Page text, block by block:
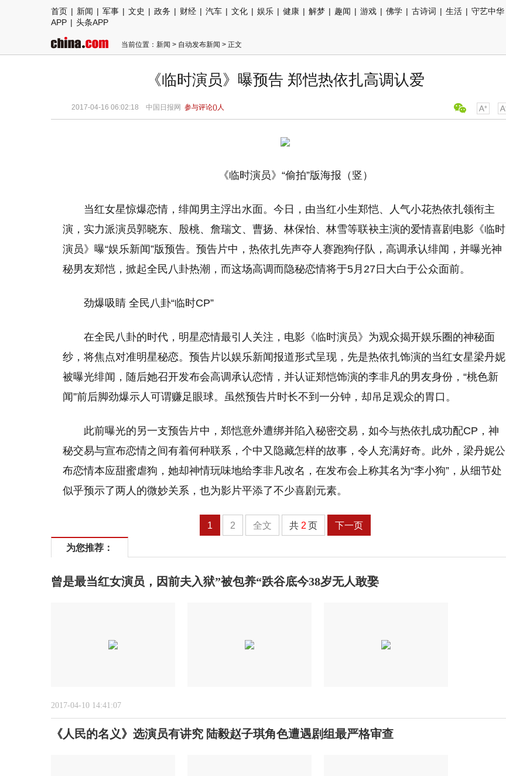
首页 | 新闻 | 军事 | 文史 | 政务 | 财经 | 汽车 | 文化 | 娱乐 | 健康 | 解梦 | 趣闻 | 游戏 | 佛学 | 古诗词 | 生活 | 守艺中华
APP | 头条APP
当前位置： 新闻 > 自动发布新闻 > 正文
《临时演员》曝预告 郑恺热依扎高调认爱
2017-04-16 06:02:18 中国日报网 参与评论()人
《临时演员》“偷拍”版海报（竖）
当红女星惊爆恋情，绯闻男主浮出水面。今日，由当红小生郑恺、人气小花热依扎领衔主
演，实力派演员郭晓东、殷桃、詹瑞文、曹扬、林保怡、林雪等联袂主演的爱情喜剧电影《临时
演员》曝“娱乐新闻”版预告。预告片中，热依扎先声夺人赛跑狗仔队，高调承认绯闻，并曝光神
秘男友郑恺，掀起全民八卦热潮，而这场高调而隐秘恋情将于5月27日大白于公众面前。
劲爆吸睛 全民八卦“临时CP”
在全民八卦的时代，明星恋情最引人关注，电影《临时演员》为观众揭开娱乐圈的神秘面
纱，将焦点对准明星秘恋。预告片以娱乐新闻报道形式呈现，先是热依扎饰演的当红女星梁丹妮
被曝光绯闻，随后她召开发布会高调承认恋情，并认证郑恺饰演的李非凡的男友身份，“桃色新
闻”前后脚劲爆示人可谓赚足眼球。虽然预告片时长不到一分钟，却吊足观众的胃口。
此前曝光的另一支预告片中，郑恺意外遭绑并陷入秘密交易，如今与热依扎成功配CP，神
秘交易与宣布恋情之间有着何种联系，个中又隐藏怎样的故事，令人充满好奇。此外，梁丹妮公
布恋情本应甜蜜虐狗，她却神情玩味地给李非凡改名，在发布会上称其名为“李小狗”，从细节处
似乎预示了两人的微妙关系，也为影片平添了不少喜剧元素。
1 2 全文 共 2 页 下一页
为您推荐：
曾是最当红女演员，因前夫入狱”被包养“跌谷底今38岁无人敢娶
2017-04-10 14:41:07
《人民的名义》选演员有讲究 陆毅赵子琪角色遭遇剧组最严格审查